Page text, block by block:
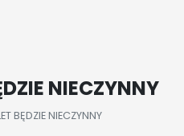
NIECZYNNY
BĘDZIE NIECZYNNY